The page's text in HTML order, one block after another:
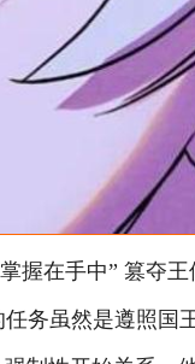
握在手中” 篡夺
务虽然是遵照